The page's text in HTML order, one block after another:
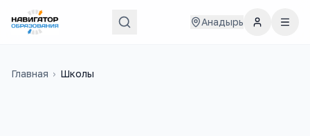
Анадырь
Главная › Школы